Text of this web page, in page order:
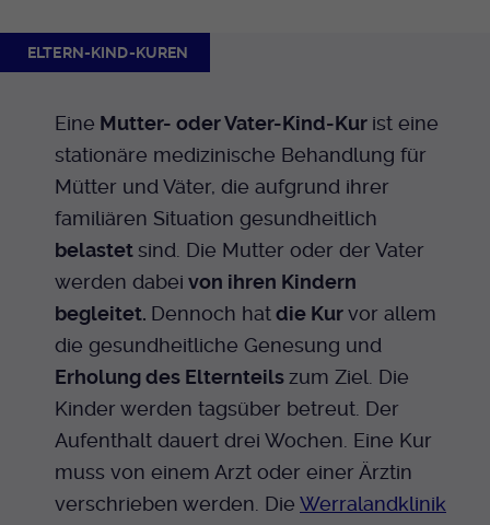
ELTERN-KIND-KUREN
Eine Mutter- oder Vater-Kind-Kur ist eine
stationäre medizinische Behandlung für
Mütter und Väter, die aufgrund ihrer
familiären Situation gesundheitlich
belastetsind. Die Mutter oder der Vater
werden dabei von ihren Kindern
begleitet. Dennoch hatdie Kurvor allem
die gesundheitliche Genesung und
Erholung des Elternteilszum Ziel. Die
Kinder werden tagsüber betreut. Der
Aufenthalt dauert drei Wochen. Eine Kur
muss von einem Arzt oder einer Ärztin
verschrieben werden. Die Werralandklinik